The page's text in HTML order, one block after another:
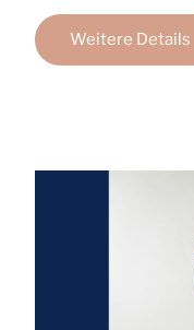
Weitere Details